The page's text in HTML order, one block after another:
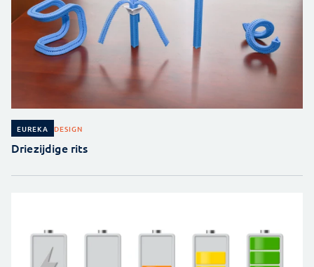
EUREKA DESIGN
Driezijdige rits